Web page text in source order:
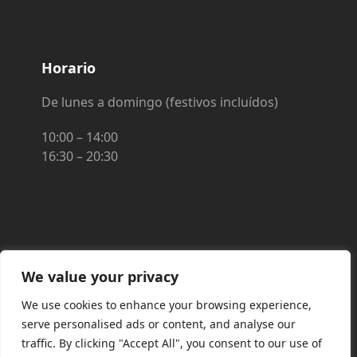
We value your privacy
We use cookies to enhance your browsing experience,
serve personalised ads or content, and analyse our
traffic. By clicking "Accept All", you consent to our use of
Horario
De lunes a domingo (festivos incluídos)
10:00 – 14:00
16:30 – 20:30
FINANCIADO POR LA UNIÓN EUROPEA CON
EL PROGRAMA KIT DIGITAL POR LOS
FONDOS NEXT GENERATION (EU) DEL
MECANISMO DE RECUPERACIÓN Y
RESILIENCIA